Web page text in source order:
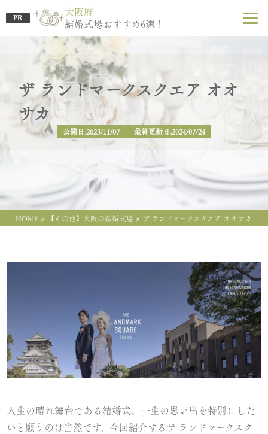
PR
大阪府
結婚式場おすすめ6選！
ザ ランドマークスクエア オオ
サカ
公開日:2023/11/07 最終更新日:2024/07/24
HOME » 【その他】大阪の結婚式場 » ザ ランドマークスクエア オオサカ
人生の晴れ舞台である結婚式。一生の思い出を特別にした
いと願うのは当然です。今回紹介するザ ランドマークスク